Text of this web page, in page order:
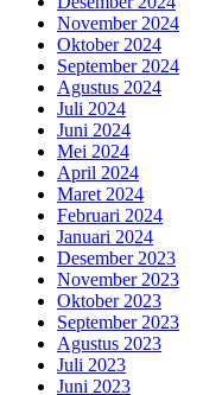
November 2024
Oktober 2024
September 2024
Agustus 2024
Juli 2024
Juni 2024
Mei 2024
April 2024
Maret 2024
Februari 2024
Januari 2024
Desember 2023
November 2023
Oktober 2023
September 2023
Agustus 2023
Juli 2023
Juni 2023